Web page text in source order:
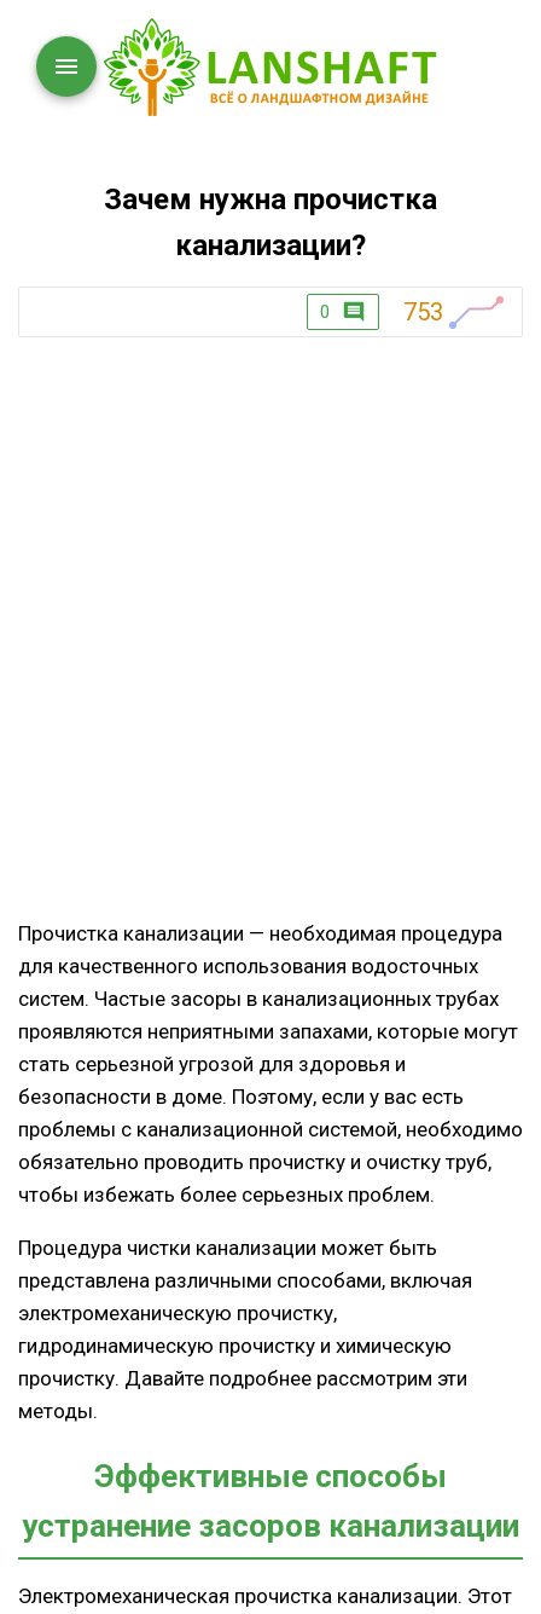
Зачем нужна прочистка
канализации?
0 753
Прочистка канализации — необходимая процедура
для качественного использования водосточных
систем. Частые засоры в канализационных трубах
проявляются неприятными запахами, которые могут
стать серьезной угрозой для здоровья и
безопасности в доме. Поэтому, если у вас есть
проблемы с канализационной системой, необходимо
обязательно проводить прочистку и очистку труб,
чтобы избежать более серьезных проблем.
Процедура чистки канализации может быть
представлена ​​различными способами, включая
электромеханическую прочистку,
гидродинамическую прочистку и химическую
прочистку. Давайте подробнее рассмотрим эти
методы.
Эффективные способы
устранение засоров канализации
Электромеханическая прочистка канализации. Этот